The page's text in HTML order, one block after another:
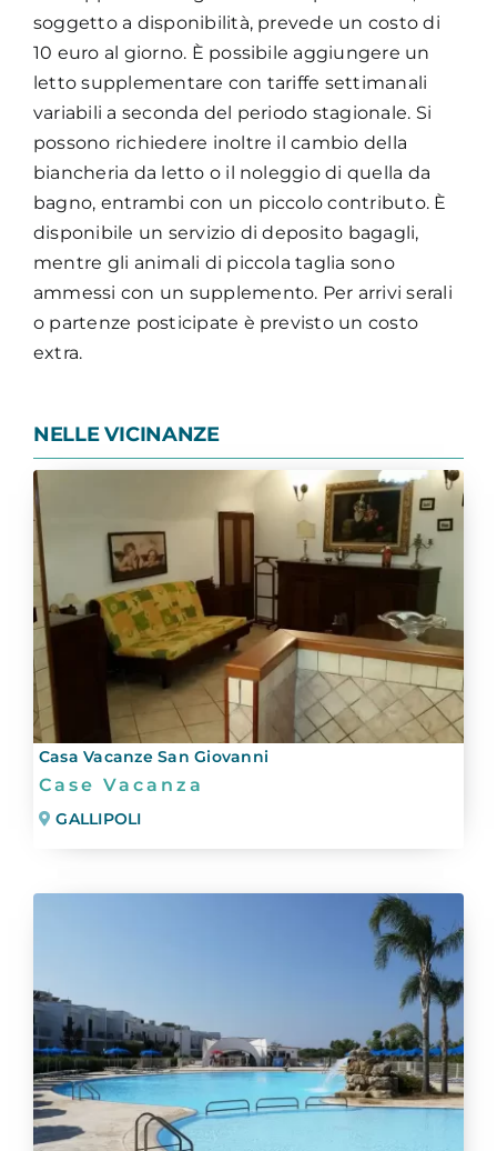
soggetto a disponibilità, prevede un costo di
10 euro al giorno. È possibile aggiungere un
letto supplementare con tariffe settimanali
variabili a seconda del periodo stagionale. Si
possono richiedere inoltre il cambio della
biancheria da letto o il noleggio di quella da
bagno, entrambi con un piccolo contributo. È
disponibile un servizio di deposito bagagli,
mentre gli animali di piccola taglia sono
ammessi con un supplemento. Per arrivi serali
o partenze posticipate è previsto un costo
extra.
NELLE VICINANZE
Casa Vacanze San Giovanni
Case Vacanza
GALLIPOLI